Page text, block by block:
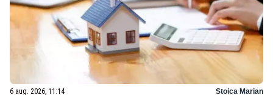
6 aug. 2026, 11:14 Stoica Marian